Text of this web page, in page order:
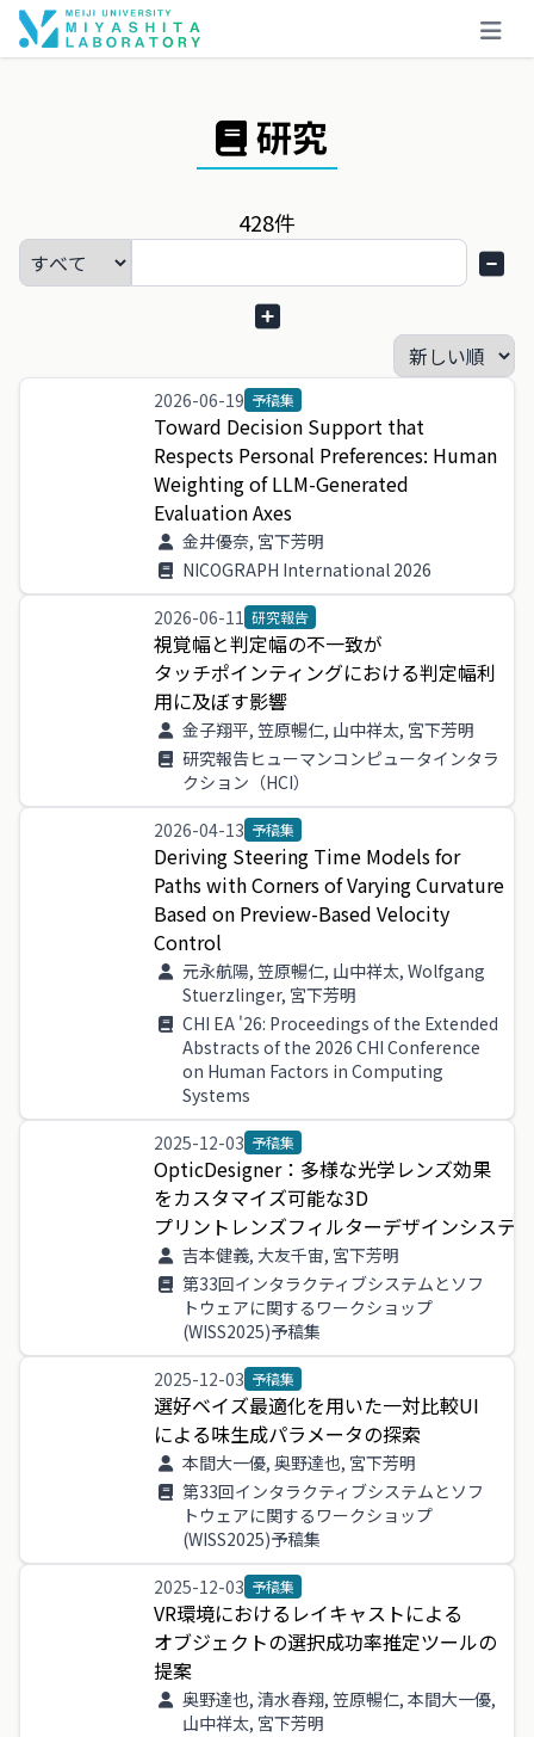
研究
428件
2026-06-19 予稿集
Toward Decision Support that
Respects Personal Preferences: Human
Weightingof LLM-Generated
EvaluationAxes
金井優奈, 宮下芳明
NICOGRAPH International 2026
2026-06-11 研究報告
視覚幅と判定幅の不一致が
タッチポインティングにおける判定幅利
用に及ぼす影響
金子翔平, 笠原暢仁, 山中祥太, 宮下芳明
研究報告ヒューマンコンピュータインタラ
クション（HCI）
2026-04-13 予稿集
Deriving Steering Time Modelsfor
PathswithCornersofVaryingCurvature
Based on Preview-Based Velocity
Control
元永航陽, 笠原暢仁, 山中祥太, Wolfgang
Stuerzlinger, 宮下芳明
CHI EA '26: Proceedings of the Extended
Abstracts of the 2026 CHI Conference
on Human Factors in Computing
Systems
2025-12-03 予稿集
OpticDesigner： 多様な光学レンズ効果
をカスタマイズ可能な3D
プリントレンズフィルターデザインシステム
吉本健義, 大友千宙, 宮下芳明
第33回インタラクティブシステムとソフ
トウェアに関するワークショップ
(WISS2025)予稿集
2025-12-03 予稿集
選好ベイズ最適化を用いた一対比較UI
による味生成パラメータの探索
本間大一優, 奥野達也, 宮下芳明
第33回インタラクティブシステムとソフ
トウェアに関するワークショップ
(WISS2025)予稿集
2025-12-03 予稿集
VR環境における レイキャストによる
オブジェクトの選択成功率推定ツールの
提案
奥野達也, 清水春翔, 笠原暢仁, 本間大一優,
山中祥太, 宮下芳明